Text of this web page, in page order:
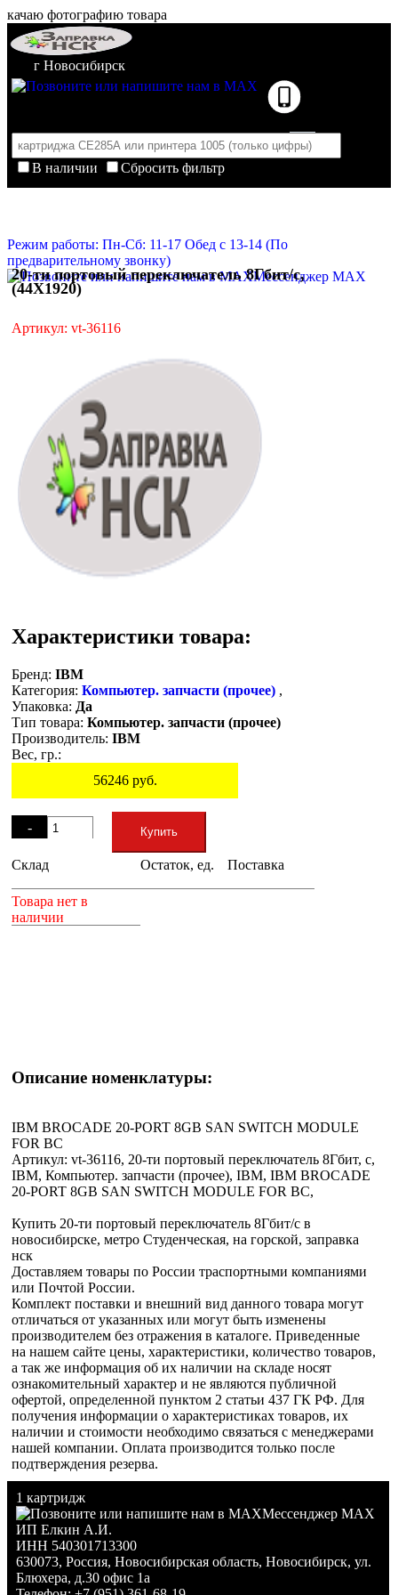
качаю фотографию товара
г Новосибирск
В наличии
Сбросить фильтр
Корзина пуста
Режим работы: Пн-Сб: 11-17 Обед с 13-14 (По
предварительному звонку)
Мессенджер MAX
20-ти портовый переключатель 8Гбит/с,
(44X1920)
Артикул: vt-36116
Характеристики товара:
Бренд: IBM
Категория: Компьютер. запчасти (прочее) ,
Упаковка: Да
Тип товара: Компьютер. запчасти (прочее)
Производитель: IBM
Вес, гр.:
56246руб.
-
+
Купить
Склад Остаток, ед. Поставка
Товара нет в
наличии
Описание номенклатуры:
IBM BROCADE 20-PORT 8GB SAN SWITCH MODULE
FOR BC
Артикул: vt-36116, 20-ти портовый переключатель 8Гбит, с,
IBM, Компьютер. запчасти (прочее), IBM, IBM BROCADE
20-PORT 8GB SAN SWITCH MODULE FOR BC,
Купить 20-ти портовый переключатель 8Гбит/с в
новосибирске, метро Студенческая, на горской, заправка
нск
Доставляем товары по России траспортными компаниями
или Почтой России.
Комплект поставки и внешний вид данного товара могут
отличаться от указанных или могут быть изменены
производителем без отражения в каталоге. Приведенные
на нашем сайте цены, характеристики, количество товаров,
а так же информация об их наличии на складе носят
ознакомительный характер и не являются публичной
офертой, определенной пунктом 2 статьи 437 ГК РФ. Для
получения информации о характеристиках товаров, их
наличии и стоимости необходимо связаться с менеджерами
нашей компании. Оплата производится только после
подтверждения резерва.
1 картридж
Мессенджер MAX
ИП Елкин А.И.
ИНН 540301713300
630073, Россия, Новосибирская область, Новосибирск, ул.
Блюхера, д.30 офис 1а